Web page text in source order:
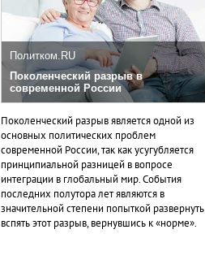
Политком.RU
Поколенческий разрыв в
современной России
Поколенческий разрыв является одной из
основных политических проблем
современной России, так как усугубляется
принципиальной разницей в вопросе
интеграции в глобальный мир. События
последних полутора лет являются в
значительной степени попыткой развернуть
вспять этот разрыв, вернувшись к «норме».